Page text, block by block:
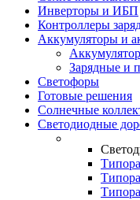
Инверторы и ИБП
Контроллеры
Аккумуляторы и
Зарядные и
Светофоры
Готовые решения
Солнечные
Светодиодные